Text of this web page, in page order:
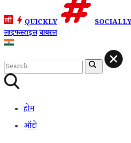
QUICKLY
लाइफस्टाइलवायरल
होम
ऑटो